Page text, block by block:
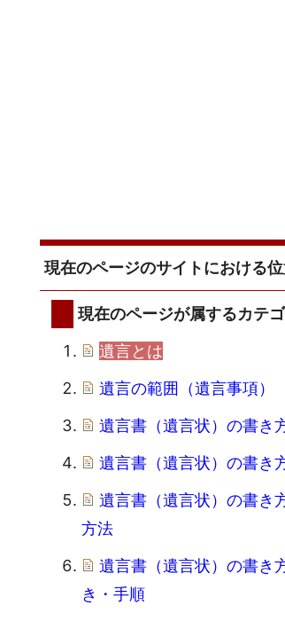
現在のページのサイトにおける
現在のページが属するカテ
遺言とは
遺言の範囲（遺言事項）
遺言書（遺言状）の書
遺言書（遺言状）の書
遺言書（遺言状）の書
方法
遺言書（遺言状）の書
き・手順